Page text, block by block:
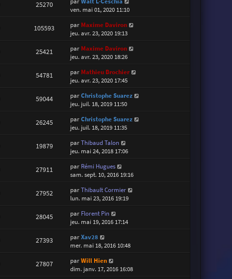
25270
ven. mai 01, 2020 11:10
105593 par Maxime Daviron
jeu. avr. 23, 2020 19:13
25421 par Maxime Daviron
jeu. avr. 23, 2020 18:26
54781 par Mathieu Brochier
jeu. avr. 23, 2020 17:45
59044 parChristophe Suarez
jeu. juil. 18, 2019 11:50
26245 parChristophe Suarez
jeu. juil. 18, 2019 11:35
19879 parThibaud Talon
jeu. mai 24, 2018 17:06
27911 par Rémi Hugues
sam. sept. 10, 2016 19:16
27952 parThibault Cormier
lun. mai 23, 2016 19:19
28045 par Florent Pin
jeu. mai 19, 2016 17:14
27393 parXav28
mer. mai 18, 2016 10:48
27807 parWill Hien
dim. janv. 17, 2016 16:08